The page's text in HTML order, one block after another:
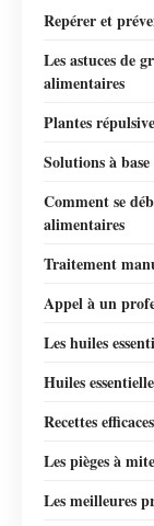
Repérer et
Les astuces de
alimentaires
Plantes
Solutions à
Comment se
alimentaires
Traitement
Appel à un
Les huiles
Huiles
Recettes efficaces
Les pièges à
Les meilleures